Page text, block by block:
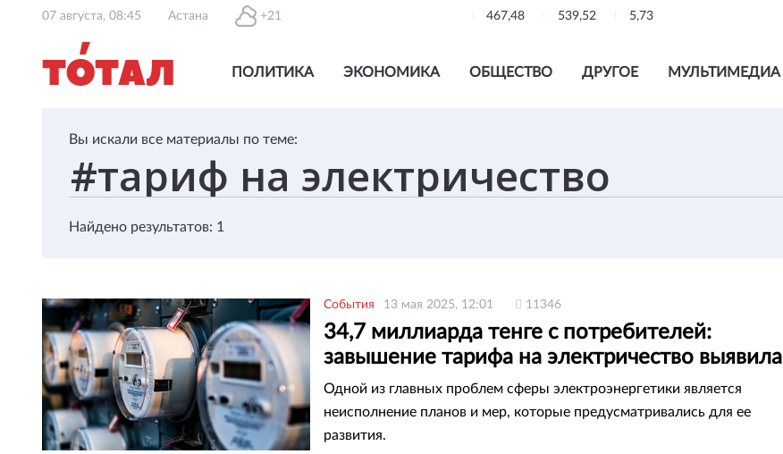
07 августа, 08:45 Астана +21 467,48 539,52 5,73
ПОЛИТИКА ЭКОНОМИКА ОБЩЕСТВО ДРУГОЕ МУЛЬТИМЕДИА
Вы искали все материалы по теме:
Найдено результатов: 1
События 13 мая 2025, 12:01 11346
34,7 миллиарда тенге с потребителей:
завышение тарифа на электричество выявила
ВАП
Одной из главных проблем сферы электроэнергетики является
неисполнение планов и мер, которые предусматривались для ее
развития.